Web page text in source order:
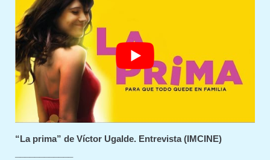
“La prima” de Víctor Ugalde. Entrevista (IMCINE)